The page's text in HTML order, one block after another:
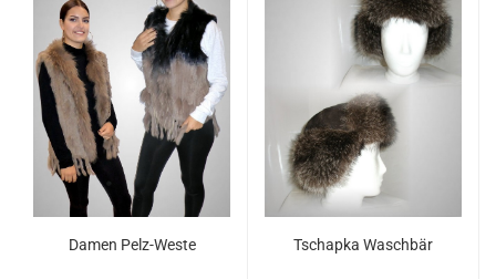
Damen Pelz-​Weste Tsch­ap­ka Wasch­bär